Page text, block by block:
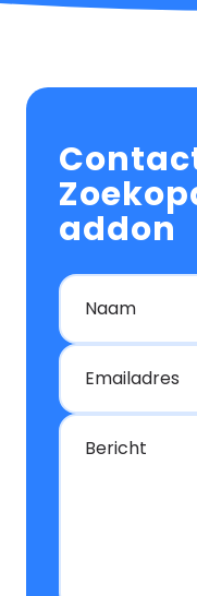
addon
Naam
Emailadres
Bericht